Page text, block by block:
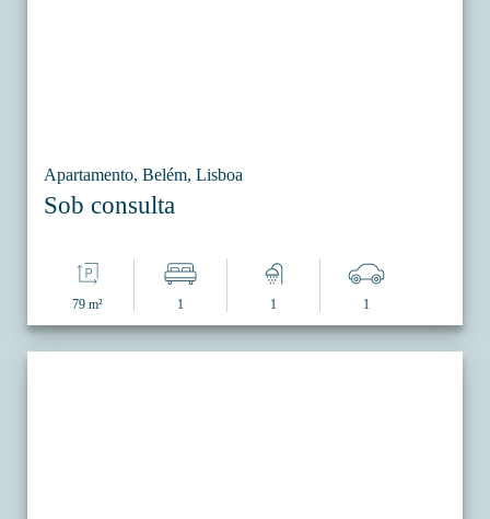
Apartamento, Belém, Lisboa
Sob consulta
79 m² 1 1 1